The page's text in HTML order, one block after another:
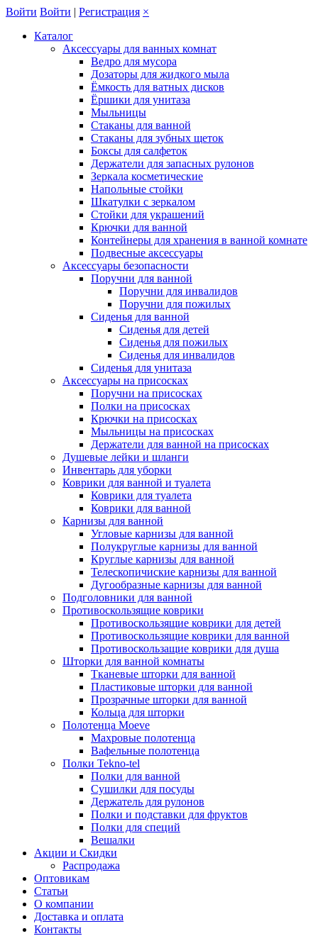
Войти Войти | Регистрация ×
Каталог
Аксессуары для ванных комнат
Ведро для мусора
Дозаторы для жидкого мыла
Ёмкость для ватных дисков
Ёршики для унитаза
Мыльницы
Стаканы для ванной
Стаканы для зубных щеток
Боксы для салфеток
Держатели для запасных рулонов
Зеркала косметические
Напольные стойки
Шкатулки с зеркалом
Стойки для украшений
Крючки для ванной
Контейнеры для хранения в ванной комнате
Подвесные аксессуары
Аксессуары безопасности
Поручни для ванной
Поручни для инвалидов
Поручни для пожилых
Сиденья для ванной
Сиденья для детей
Сиденья для пожилых
Сиденья для инвалидов
Сиденья для унитаза
Аксессуары на присосках
Поручни на присосках
Полки на присосках
Крючки на присосках
Мыльницы на присосках
Держатели для ванной на присосках
Душевые лейки и шланги
Инвентарь для уборки
Коврики для ванной и туалета
Коврики для туалета
Коврики для ванной
Карнизы для ванной
Угловые карнизы для ванной
Полукруглые карнизы для ванной
Круглые карнизы для ванной
Телескопичиские карнизы для ванной
Дугообразные карнизы для ванной
Подголовники для ванной
Противоскользящие коврики
Противоскользящие коврики для детей
Противоскользящие коврики для ванной
Противоскользащие коврики для душа
Шторки для ванной комнаты
Тканевые шторки для ванной
Пластиковые шторки для ванной
Прозрачные шторки для ванной
Кольца для шторки
Полотенца Moeve
Махровые полотенца
Вафельные полотенца
Полки Tekno-tel
Полки для ванной
Сушилки для посуды
Держатель для рулонов
Полки и подставки для фруктов
Полки для специй
Вешалки
Акции и Скидки
Распродажа
Оптовикам
Статьи
О компании
Доставка и оплата
Контакты